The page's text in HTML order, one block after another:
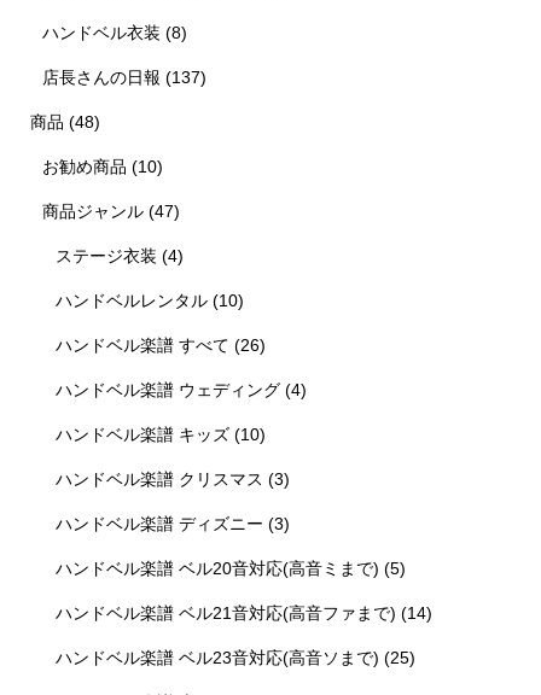
ハンドベル衣装 (8)
店長さんの日報 (137)
商品 (48)
お勧め商品 (10)
商品ジャンル (47)
ステージ衣装 (4)
ハンドベルレンタル(10)
ハンドベル楽譜 すべて (26)
ハンドベル楽譜 ウェディング(4)
ハンドベル楽譜 キッズ(10)
ハンドベル楽譜 クリスマス (3)
ハンドベル楽譜 ディズニー (3)
ハンドベル楽譜 ベル20音対応(高音ミまで) (5)
ハンドベル楽譜 ベル21音対応(高音ファまで) (14)
ハンドベル楽譜 ベル23音対応(高音ソまで) (25)